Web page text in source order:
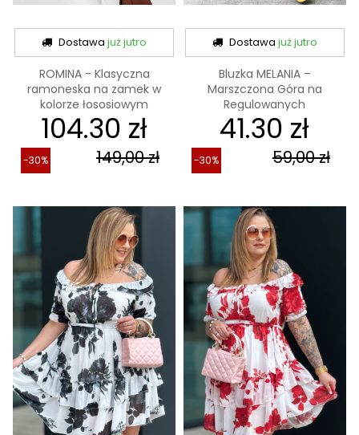
Dostawajuż jutro
ROMINA - Klasyczna
ramoneska na zamek w
kolorze łososiowym
104.30 zł
149,00 zł
-30%
Dostawa już jutro
Bluzka MELANIA –
Marszczona Góra na
Regulowanych
Ramiączkach,...
41.30 zł
59,00 zł
-30%